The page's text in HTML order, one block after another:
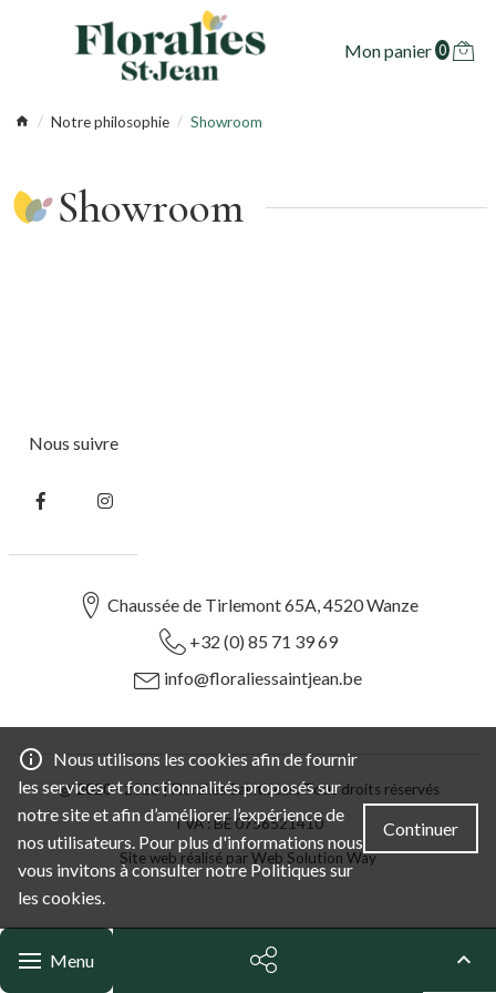
Continuer
Nous utilisons les cookies afin de fournir
les services et fonctionnalités proposés sur
notre site et afin d’améliorer l’expérience de
nos utilisateurs. Pour plus d'informations nous
vous invitons à consulter notre Politiques sur
les cookies.
Mon panier 0
Notre philosophie Showroom
Showroom
Nous suivre
Suivez-
Facebook
Suivez-
Instagram
Chaussée de Tirlemont 65A, 4520 Wanze
+32 (0) 85 71 39 69
info@floraliessaintjean.be
2020 - 2026| Floralies Saint.Jean, Tous droits réservés
TVA : BE 0756521410
Site web réalisé parWeb Solution Way
Menu
Partager